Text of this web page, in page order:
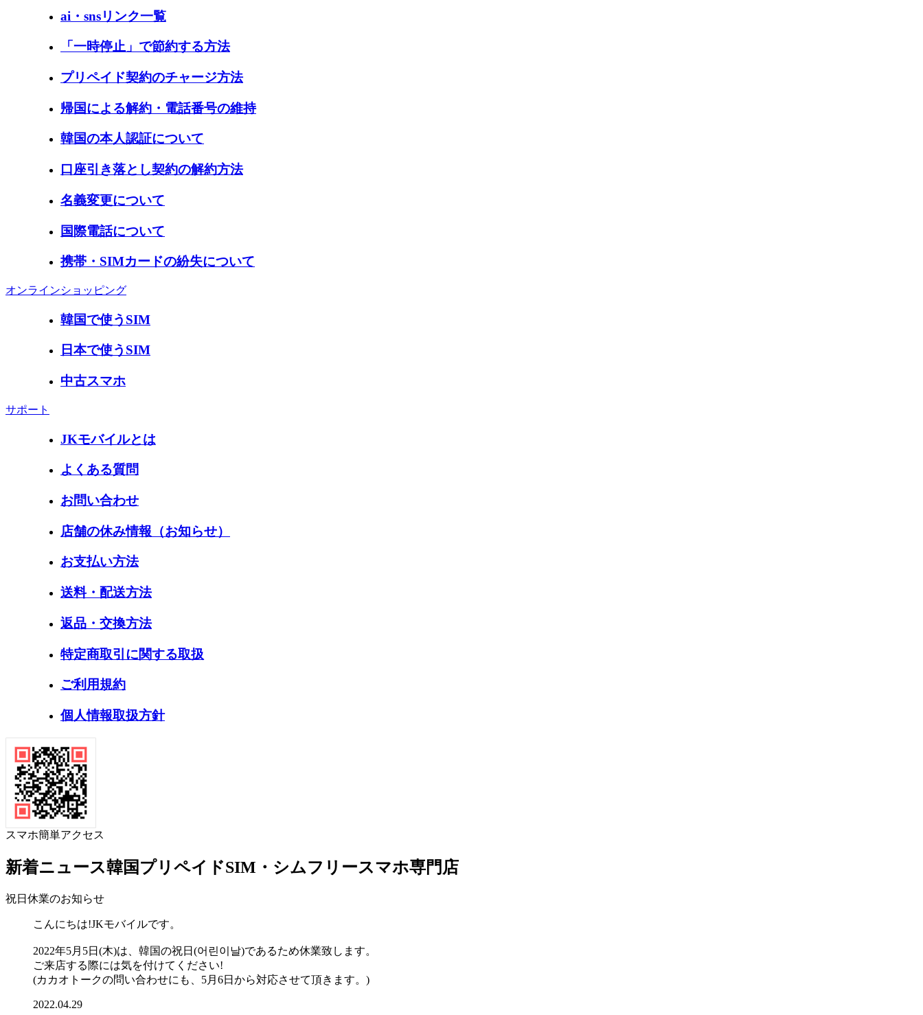
ai・snsリンク一覧
「一時停止」で節約する方法
プリペイド契約のチャージ方法
帰国による解約・電話番号の維持
韓国の本人認証について
口座引き落とし契約の解約方法
名義変更について
国際電話について
携帯・SIMカードの紛失について
オンラインショッピング
韓国で使うSIM
日本で使うSIM
中古スマホ
サポート
JKモバイルとは
よくある質問
お問い合わせ
店舗の休み情報（お知らせ）
お支払い方法
送料・配送方法
返品・交換方法
特定商取引に関する取扱
ご利用規約
個人情報取扱方針
スマホ簡単アクセス
新着ニュース韓国プリペイドSIM・シムフリースマホ専門店
祝日休業のお知らせ
こんにちは!JKモバイルです。
2022年5月5日(木)は、韓国の祝日(어린이날)であるため休業致します。
ご来店する際には気を付けてください!
(カカオトークの問い合わせにも、5月6日から対応させて頂きます。)
2022.04.29